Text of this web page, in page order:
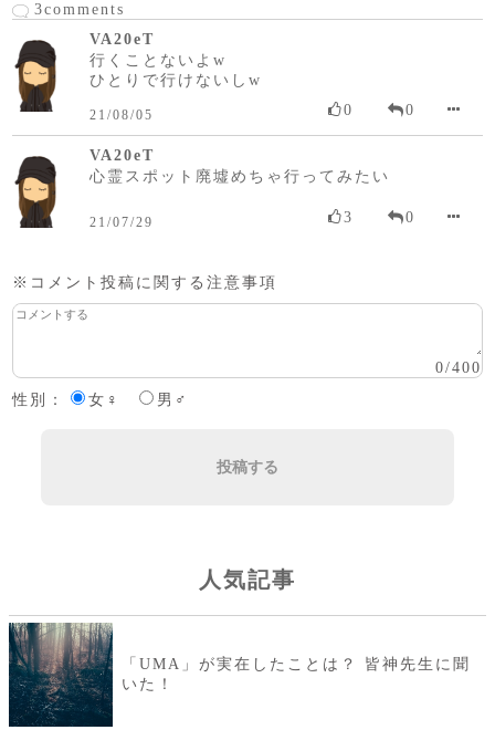
3comments
VA20eT
行くことないよw
ひとりで行けないしw
21/08/05 0 0
VA20eT
心霊スポット廃墟めちゃ行ってみたい
21/07/29 3 0
※コメント投稿に関する注意事項
0/400
性別：
女♀ 男♂
投稿する
人気記事
「UMA」が実在したことは？ 皆神先生に聞
いた！